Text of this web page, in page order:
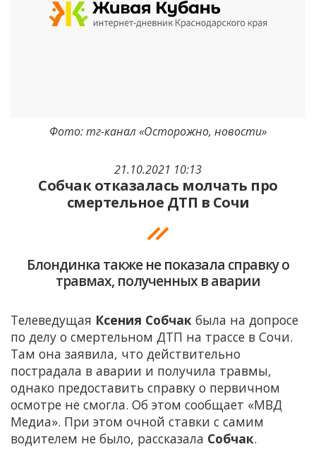
21.10.2021 10:13
Собчак отказалась молчать про
смертельное ДТП в Сочи
Блондинка также не показала справку о
травмах, полученных в аварии
Фото: тг-канал «Осторожно, новости»
Телеведущая Ксения Собчак была на допросе
по делу о смертельном ДТП на трассе в Сочи.
Там она заявила, что действительно
пострадала в аварии и получила травмы,
однако предоставить справку о первичном
осмотре не смогла. Об этом сообщает «МВД
Медиа». При этом очной ставки с самим
водителем не было, рассказала Собчак.